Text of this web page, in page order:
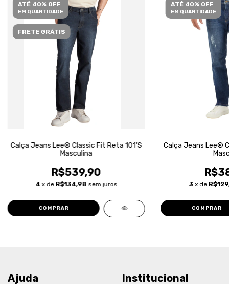
ATÉ 40% OFF
EM QUANTIDADE
FRETE GRÁTIS
Calça Jeans Lee® Classic Fit Reta 101'S
Masculina
R$539,90
4 x de R$134,98 sem juros
COMPRAR
ATÉ 40% OFF
EM QUANTIDADE
Calça Jeans Lee®
3 x de
COMPRAR
Ajuda Institucional